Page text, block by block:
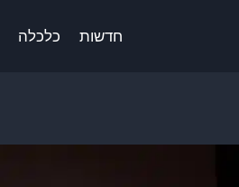
חדשות כלכלה